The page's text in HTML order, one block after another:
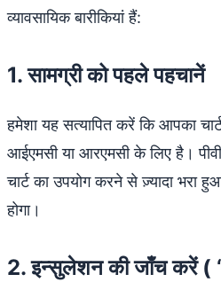
व्यावसायिक बारीकियां हैं:
1. सामग्री को पहले पहचानें
हमेशा यह सत्यापित करें कि आपका
आईएमसी या आरएमसी के लिए है।
चार्ट का उपयोग करने से ज़्यादा भरा
होगा।
2. इन्सुलेशन की जाँच करें (